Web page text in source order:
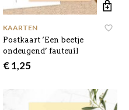
KAARTEN
Postkaart ‘Een beetje
ondeugend’ fauteuil
€1,25